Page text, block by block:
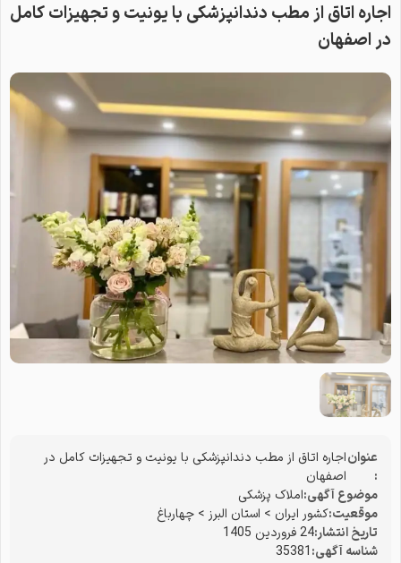
اجاره اتاق از مطب دندانپزشکی با یونیت و تجهیزات کامل
در اصفهان
عنوان
:
اجاره اتاق از مطب دندانپزشکی با یونیت و تجهیزات کامل در
اصفهان
موضوع آگهی:املاک پزشکی
موقعیت:کشور ایران > استان البرز > چهارباغ
تاریخ انتشار:24 فروردین 1405
شناسه آگهی:35381